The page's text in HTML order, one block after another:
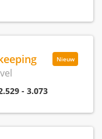
Nieuw
- 3.073